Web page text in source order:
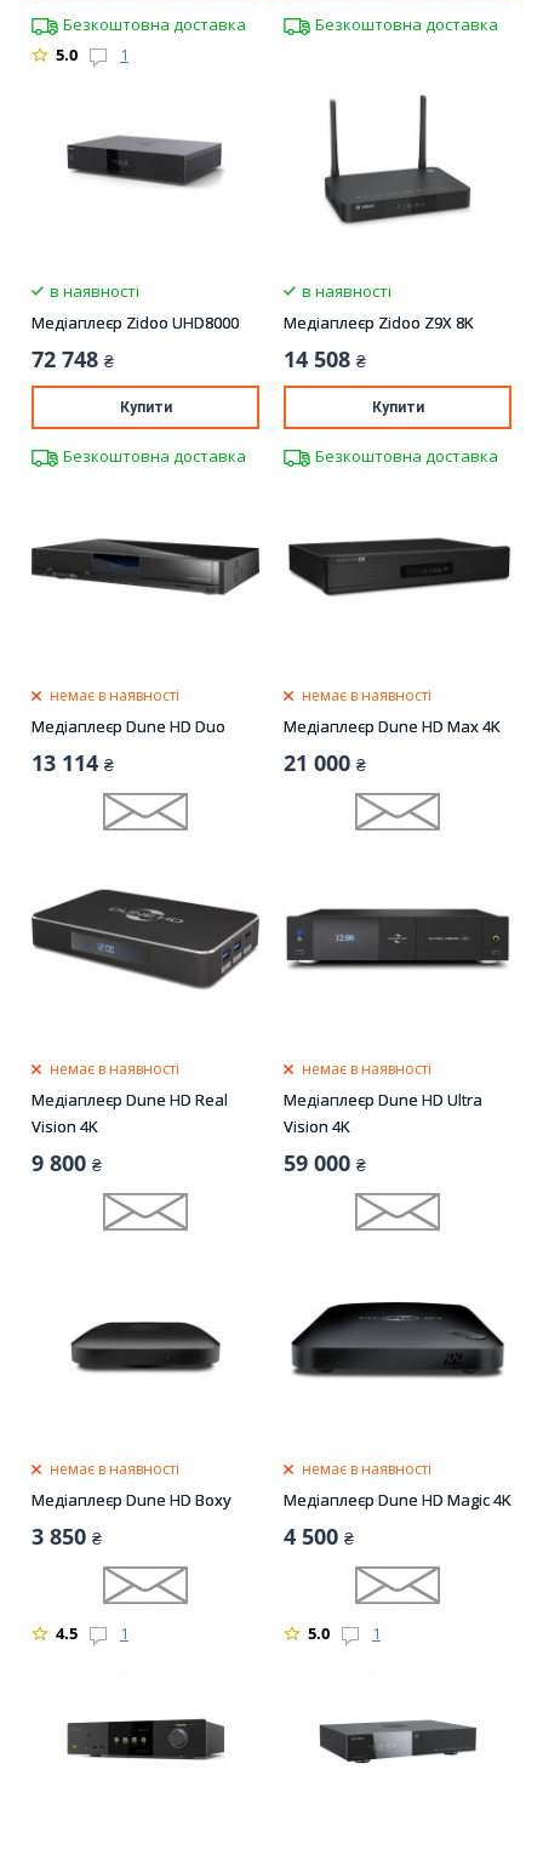
Безкоштовна доставка
5.0
1
Безкоштовна доставка
в наявності
Медіаплеєр Zidoo UHD8000
72 748 ₴
Купити
Безкоштовна доставка
в наявності
Медіаплеєр Zidoo Z9X 8K
14 508 ₴
Купити
Безкоштовна доставка
немає в наявності
Медіаплеєр Dune HD Duo
13 114 ₴
немає в наявності
Медіаплеєр Dune HD Max 4K
21 000 ₴
немає в наявності
Медіаплеєр Dune HD Real
Vision 4K
9 800 ₴
немає в наявності
Медіаплеєр Dune HD Ultra
Vision 4K
59 000 ₴
немає в наявності
Медіаплеєр Dune HD Boxy
3 850 ₴
4.5 1
немає в наявності
Медіаплеєр Dune HD Magic 4K
4 500 ₴
5.0 1